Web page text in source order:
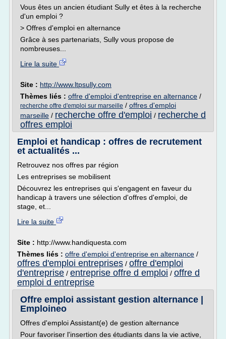
Vous êtes un ancien étudiant Sully et êtes à la recherche
d'un emploi ?
> Offres d'emploi en alternance
Grâce à ses partenariats, Sully vous propose de
nombreuses...
Lire la suite
Site : http://www.ltpsully.com
Thèmes liés : offre d'emploi d'entreprise en alternance /
recherche offre d'emploi sur marseille / offres d'emploi
marseille / recherche offre d'emploi / recherche d
offres emploi
Emploi et handicap : offres de recrutement
et actualités ...
Retrouvez nos offres par région
Les entreprises se mobilisent
Découvrez les entreprises qui s'engagent en faveur du
handicap à travers une sélection d'offres d'emploi, de
stage, et...
Lire la suite
Site : http://www.handiquesta.com
Thèmes liés : offre d'emploi d'entreprise en alternance /
offres d'emploi entreprises / offre d'emploi
d'entreprise / entreprise offre d emploi / offre d
emploi d entreprise
Offre emploi assistant gestion alternance |
Emploineo
Offres d'emploi Assistant(e) de gestion alternance
Pour favoriser l'insertion des étudiants dans la vie active,